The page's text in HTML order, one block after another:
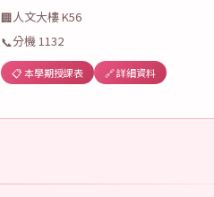
🏢人文大樓 K56
📞分機 1132
📋 本學期授課表 🔗 詳細資料